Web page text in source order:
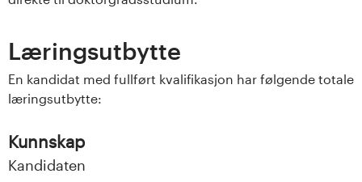
Læringsutbytte
En kandidat med fullført kvalifikasjon har følgende totale
læringsutbytte:
Kunnskap
Kandidaten